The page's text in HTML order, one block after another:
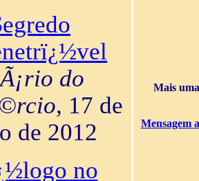
do
, 17 de
de 2012
no
Mais
Mensagem